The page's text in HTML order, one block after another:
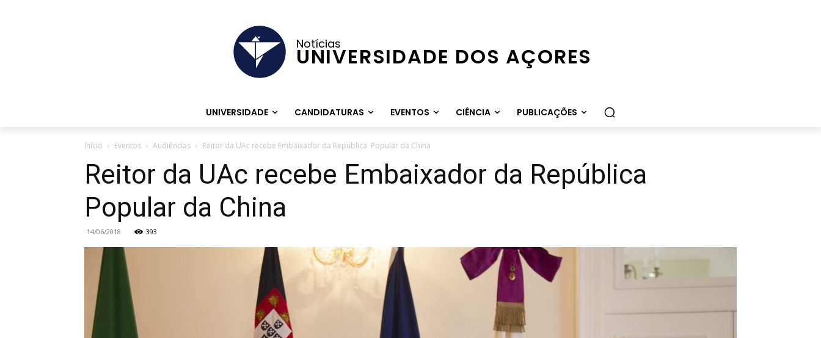
Notícias
UNIVERSIDADE DOS AÇORES
UNIVERSIDADE CANDIDATURAS EVENTOS CIÊNCIA PUBLICAÇÕES
Início Eventos Audiências Reitor da UAc recebe Embaixador da República Popular da China
Reitor da UAc recebe Embaixador da República
Popular da China
14/06/2018 393